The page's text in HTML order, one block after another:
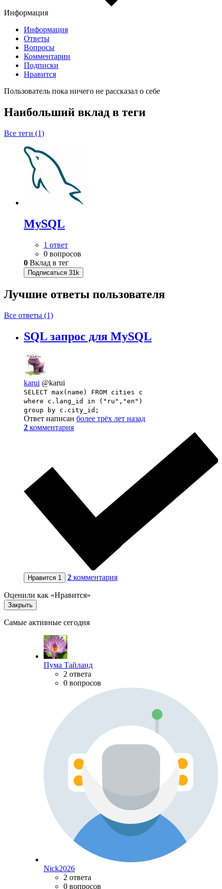
Информация
Информация
Ответы
Вопросы
Комментарии
Подписки
Нравится
Пользователь пока ничего не рассказал о себе
Наибольший вклад в теги
Все теги (1)
MySQL
1 ответ
0 вопросов
0 Вклад в тег
Подписаться 31k
Лучшие ответы пользователя
Все ответы (1)
SQL запрос для MySQL
karui @karui
SELECT max(name) FROM cities c
where c.lang_id in ("ru","en")
group by c.city_id;
Ответ написан более трёх лет назад
2 комментария
Нравится 1 2 комментария
Оценили как «Нравится»
Закрыть
Самые активные сегодня
Пума Тайланд
2 ответа
0 вопросов
Nick2026
2 ответа
0 вопросов